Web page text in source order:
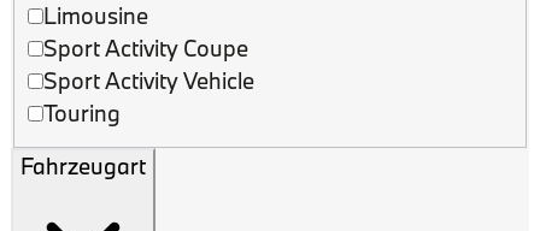
Limousine
Sport Activity Coupe
Sport Activity Vehicle
Touring
Fahrzeugart